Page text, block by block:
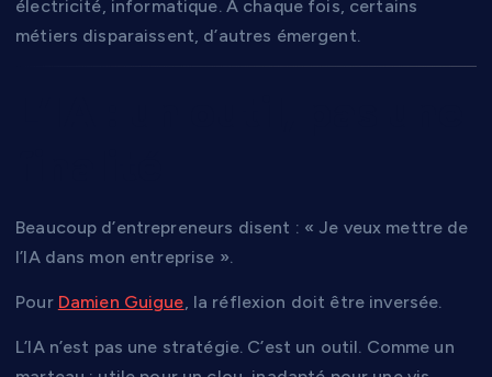
électricité, informatique. À chaque fois, certains
métiers disparaissent, d’autres émergent.
Beaucoup d’entrepreneurs disent : « Je veux mettre de
l’IA dans mon entreprise ».
Pour Damien Guigue, la réflexion doit être inversée.
L’IA n’est pas une stratégie. C’est un outil. Comme un